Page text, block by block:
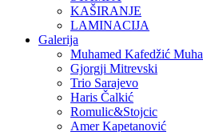
KAŠIRANJE
LAMINACIJA
Galerija
Muhamed Kafedžić Muha
Gjorgji Mitrevski
Trio Sarajevo
Haris Čalkić
Romulic&Stojcic
Amer Kapetanović